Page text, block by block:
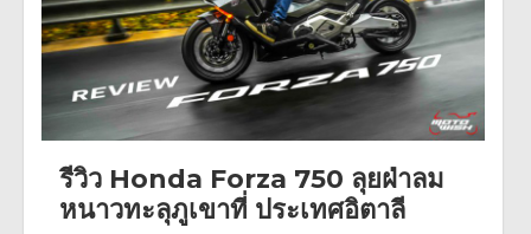
รีวิว Honda Forza 750 ลุยฝ่าลม
หนาวทะลุภูเขาที่ ประเทศอิตาลี